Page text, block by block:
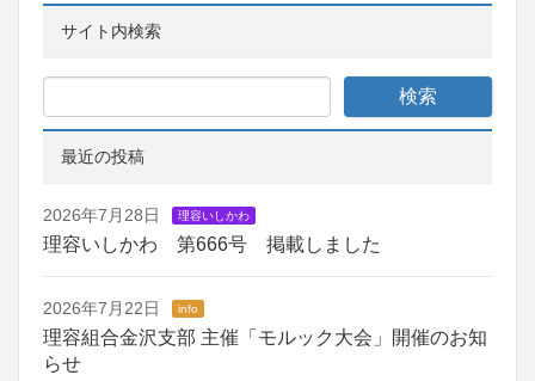
サイト内検索
最近の投稿
2026年7月28日 理容いしかわ
理容いしかわ 第666号 掲載しました
2026年7月22日 info
理容組合金沢支部 主催「モルック大会」開催のお知
らせ